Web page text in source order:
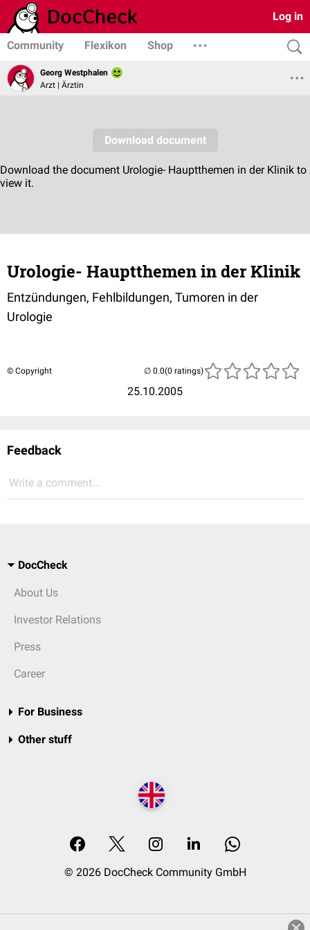
Log in
Community Flexikon Shop
Georg Westphalen
Arzt | Ärztin
Urologie- Hauptthemen in der Klinik
Entzündungen, Fehlbildungen, Tumoren in der
Urologie
© Copyright
25.10.2005
(0 ratings)
Feedback
Write a comment...
DocCheck
About Us
Investor Relations
Press
Career
For Business
Other stuff
© 2026 DocCheck Community GmbH